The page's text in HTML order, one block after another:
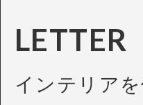
LETTER
インテリア